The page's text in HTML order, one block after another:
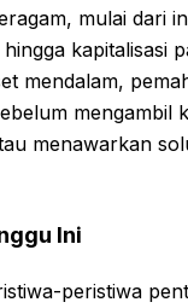
mulai dari
kapitalisasi
mendalam,
mengambil
menawarkan
Ini
peristiwa